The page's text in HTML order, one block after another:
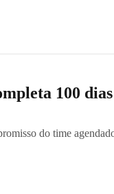
100
do time